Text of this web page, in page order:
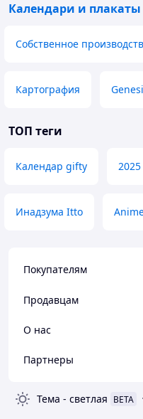
Календари и плакаты
Собственное
Картография
ТОП теги
Календар gifty
Инадзума Itto
Покупателям
Продавцам
О нас
Партнеры
Тема - светлая BETA